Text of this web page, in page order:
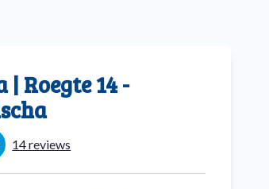
| Roegte 14 -
14 reviews